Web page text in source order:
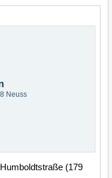
Neuss
(179